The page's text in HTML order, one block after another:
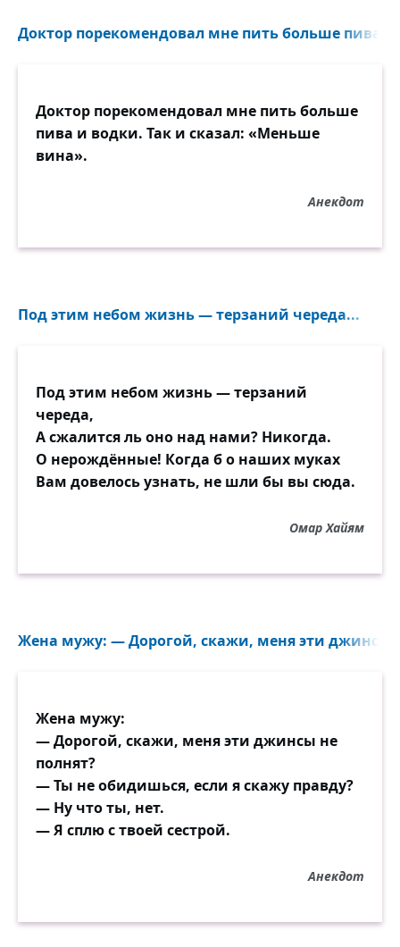
Доктор порекомендовал мне пить больше пива и
Доктор порекомендовал мне пить больше
пива и водки. Так и сказал: «Меньше
вина».
Анекдот
Под этим небом жизнь — терзаний череда...
Под этим небом жизнь — терзаний
череда,
А сжалится ль оно над нами? Никогда.
О нерождённые! Когда б о наших муках
Вам довелось узнать, не шли бы вы сюда.
Омар Хайям
Жена мужу: — Дорогой, скажи, меня эти джинсы
Жена мужу:
— Дорогой, скажи, меня эти джинсы не
полнят?
— Ты не обидишься, если я скажу правду?
— Ну что ты, нет.
— Я сплю с твоей сестрой.
Анекдот